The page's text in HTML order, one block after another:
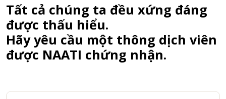
Tất cả chúng ta đều xứng đáng
được thấu hiểu.
Hãy yêu cầu một thông dịch viên
được NAATI chứng nhận.